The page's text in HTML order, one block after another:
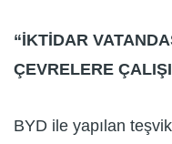
“İKTİDAR
ÇEVRELERE
BYD ile yapılan